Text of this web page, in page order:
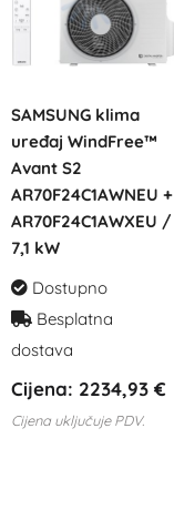
SAMSUNG klima
uređaj WindFree™
Avant S2
AR70F24C1AWNEU +
AR70F24C1AWXEU /
7,1 kW
Dostupno
Besplatna
dostava
Cijena: 2234,93 €
Cijena uključuje PDV.